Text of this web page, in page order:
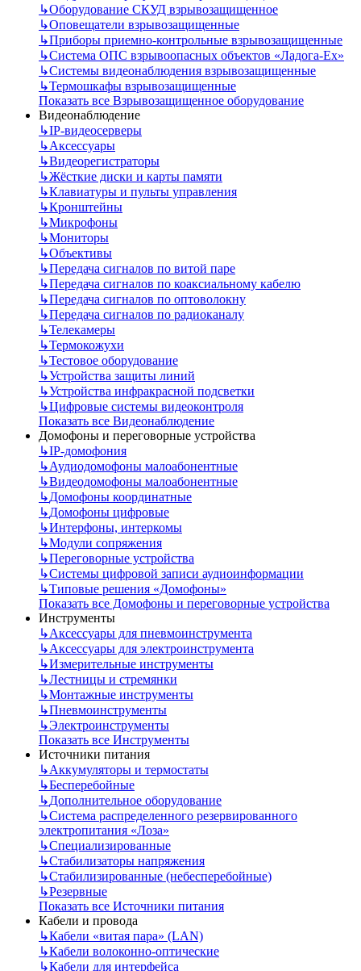
↳Оборудование СКУД взрывозащищенное
↳Оповещатели взрывозащищенные
↳Приборы приемно-контрольные взрывозащищенные
↳Система ОПС взрывоопасных объектов «Ладога-Ex»
↳Системы видеонаблюдения взрывозащищенные
↳Термошкафы взрывозащищенные
Показать все Взрывозащищенное оборудование
Видеонаблюдение
↳IP-видеосерверы
↳Аксессуары
↳Видеорегистраторы
↳Жёсткие диски и карты памяти
↳Клавиатуры и пульты управления
↳Кронштейны
↳Микрофоны
↳Мониторы
↳Объективы
↳Передача сигналов по витой паре
↳Передача сигналов по коаксиальному кабелю
↳Передача сигналов по оптоволокну
↳Передача сигналов по радиоканалу
↳Телекамеры
↳Термокожухи
↳Тестовое оборудование
↳Устройства защиты линий
↳Устройства инфракрасной подсветки
↳Цифровые системы видеоконтроля
Показать все Видеонаблюдение
Домофоны и переговорные устройства
↳IP-домофония
↳Аудиодомофоны малоабонентные
↳Видеодомофоны малоабонентные
↳Домофоны координатные
↳Домофоны цифровые
↳Интерфоны, интеркомы
↳Модули сопряжения
↳Переговорные устройства
↳Системы цифровой записи аудиоинформации
↳Типовые решения «Домофоны»
Показать все Домофоны и переговорные устройства
Инструменты
↳Аксессуары для пневмоинструмента
↳Аксессуары для электроинструмента
↳Измерительные инструменты
↳Лестницы и стремянки
↳Монтажные инструменты
↳Пневмоинструменты
↳Электроинструменты
Показать все Инструменты
Источники питания
↳Аккумуляторы и термостаты
↳Бесперебойные
↳Дополнительное оборудование
↳Система распределенного резервированного
электропитания «Лоза»
↳Специализированные
↳Стабилизаторы напряжения
↳Стабилизированные (небесперебойные)
↳Резервные
Показать все Источники питания
Кабели и провода
↳Кабели «витая пара» (LAN)
↳Кабели волоконно-оптические
↳Кабели для интерфейса